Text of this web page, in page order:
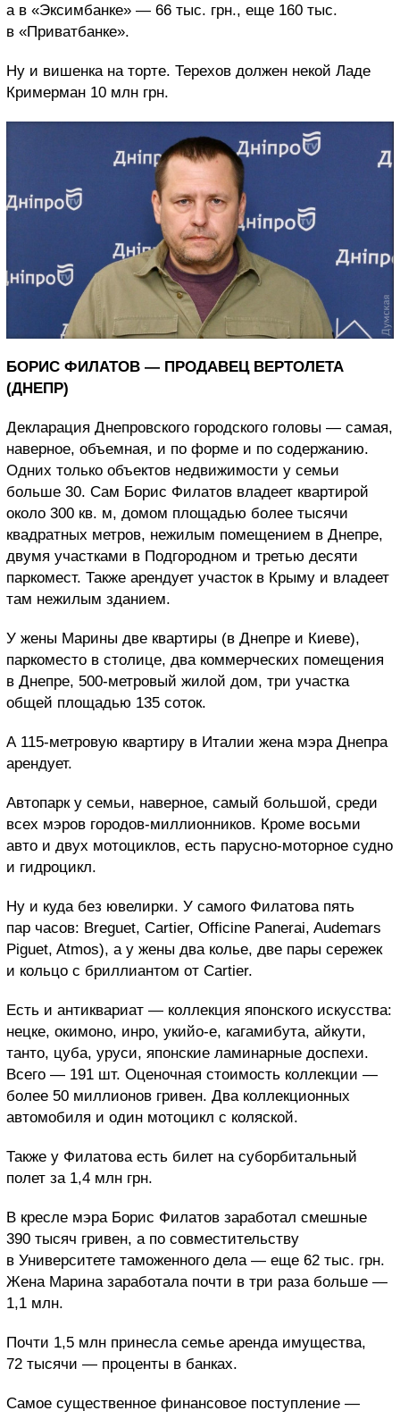
а в «Эксимбанке» — 66 тыс. грн., еще 160 тыс.
в «Приватбанке».
Ну и вишенка на торте. Терехов должен некой Ладе
Кримерман 10 млн грн.
БОРИС ФИЛАТОВ — ПРОДАВЕЦ ВЕРТОЛЕТА
(ДНЕПР)
Декларация Днепровского городского головы — самая,
наверное, объемная, и по форме и по содержанию.
Одних только объектов недвижимости у семьи
больше 30. Сам Борис Филатов владеет квартирой
около 300 кв. м, домом площадью более тысячи
квадратных метров, нежилым помещением в Днепре,
двумя участками в Подгородном и третью десяти
паркомест. Также арендует участок в Крыму и владеет
там нежилым зданием.
У жены Марины две квартиры (в Днепре и Киеве),
паркоместо в столице, два коммерческих помещения
в Днепре, 500-метровый жилой дом, три участка
общей площадью 135 соток.
А 115-метровую квартиру в Италии жена мэра Днепра
арендует.
Автопарк у семьи, наверное, самый большой, среди
всех мэров городов-миллионников. Кроме восьми
авто и двух мотоциклов, есть парусно-моторное судно
и гидроцикл.
Ну и куда без ювелирки. У самого Филатова пять
пар часов: Breguet, Cartier, Officine Panerai, Audemars
Piguet, Atmos), а у жены два колье, две пары сережек
и кольцо с бриллиантом от Cartier.
Есть и антиквариат — коллекция японского искусства:
нецке, окимоно, инро, укийо-е, кагамибута, айкути,
танто, цуба, уруси, японские ламинарные доспехи.
Всего — 191 шт. Оценочная стоимость коллекции —
более 50 миллионов гривен. Два коллекционных
автомобиля и один мотоцикл с коляской.
Также у Филатова есть билет на суборбитальный
полет за 1,4 млн грн.
В кресле мэра Борис Филатов заработал смешные
390 тысяч гривен, а по совместительству
в Университете таможенного дела — еще 62 тыс. грн.
Жена Марина заработала почти в три раза больше —
1,1 млн.
Почти 1,5 млн принесла семье аренда имущества,
72 тысячи — проценты в банках.
Самое существенное финансовое поступление —